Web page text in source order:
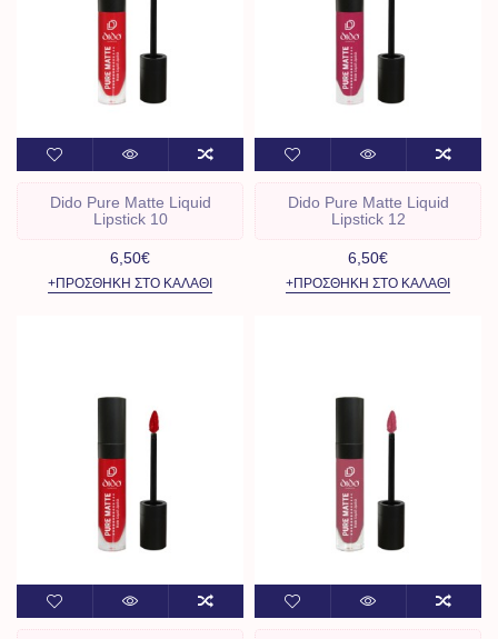
Dido Pure Matte Liquid
Lipstick 10
6,50€
+ΠΡΟΣΘΉΚΗ ΣΤΟ ΚΑΛΆΘΙ
Dido Pure Matte Liquid
Lipstick 12
6,50€
+ΠΡΟΣΘΉΚΗ ΣΤΟ ΚΑΛΆΘΙ